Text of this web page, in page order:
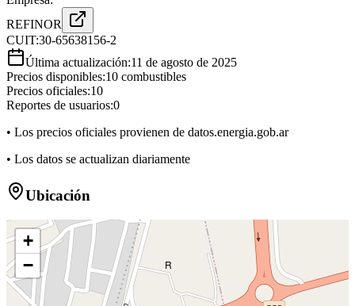
REFINOR
CUIT:30-65638156-2
Última actualización:11 de agosto de 2025
Precios disponibles:10 combustibles
Precios oficiales:10
Reportes de usuarios:0
• Los precios oficiales provienen de datos.energia.gob.ar
• Los datos se actualizan diariamente
Ubicación
R
+
−